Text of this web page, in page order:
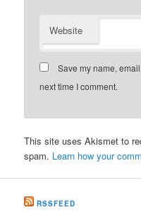
Website
Save my name,
next time I comment.
This site uses Akismet to
spam. Learn how your
RSSFEED